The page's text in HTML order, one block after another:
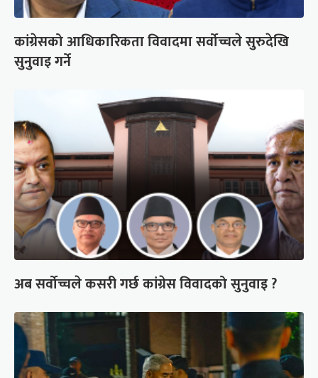
कांग्रेसको आधिकारिकता विवादमा सर्वोच्चले सुरुदेखि
सुनुवाइ गर्ने
अब सर्वोच्चले कसरी गर्छ कांग्रेस विवादको सुनुवाइ ?